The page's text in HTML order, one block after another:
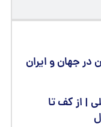
در جهان و ایران
| از کف تا